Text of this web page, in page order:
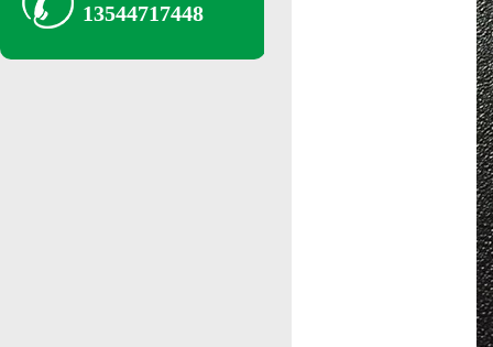
13544717448